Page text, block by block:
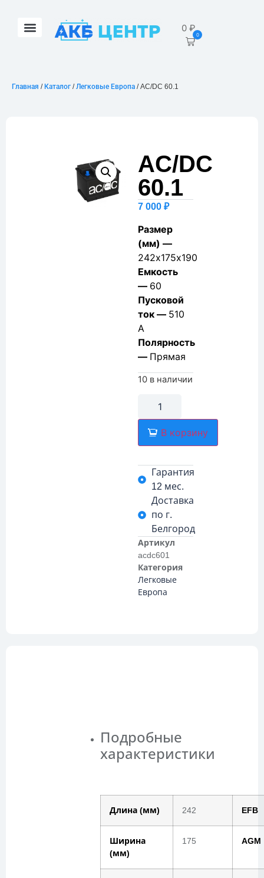
0₽
0
Главная / Каталог /Легковые Европа / AC/DC 60.1
AC/DC
60.1
7 000 ₽
Размер
(мм) —
242х175х190
Емкость
— 60
Пусковой
ток — 510
А
Полярность
— Прямая
10 в наличии
В корзину
Гарантия
12 мес.
Доставка
по г.
Белгород
Артикул
acdc601
Категория
Легковые
Европа
Подробные
характеристики
Длина (мм) 242 EFB
Ширина
(мм)
175 AGM